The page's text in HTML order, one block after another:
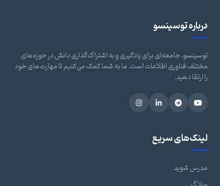
درباره توسینسو
توسینسو، جامعه‌ای برای یادگیری و به اشتراک‌گذاری دانش در حوزه‌های
مختلف فناوری اطلاعات است. ما به شما کمک می‌کنیم تا مهارت‌های خود
را ارتقا دهید.
لینک‌های سریع
مدرس شوید